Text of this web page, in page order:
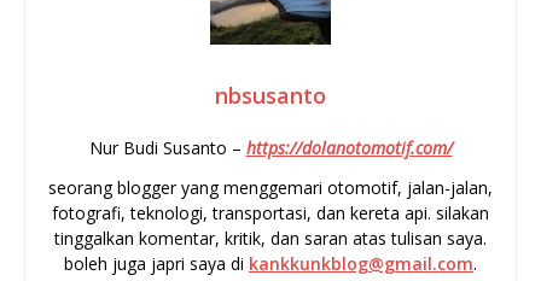
nbsusanto
Nur Budi Susanto – https://dolanotomotif.com/
seorang blogger yang menggemari otomotif, jalan-jalan,
fotografi, teknologi, transportasi, dan kereta api. silakan
tinggalkan komentar, kritik, dan saran atas tulisan saya.
boleh juga japri saya di kankkunkblog@gmail.com.